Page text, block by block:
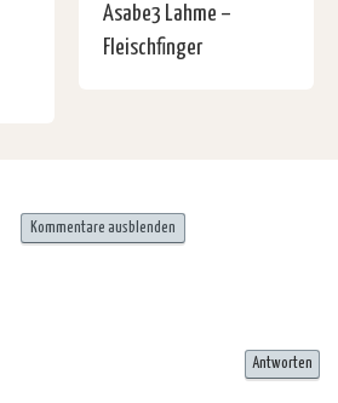
Asabe3 Lahme –
Fleischfinger
Kommentare ausblenden
Antworten